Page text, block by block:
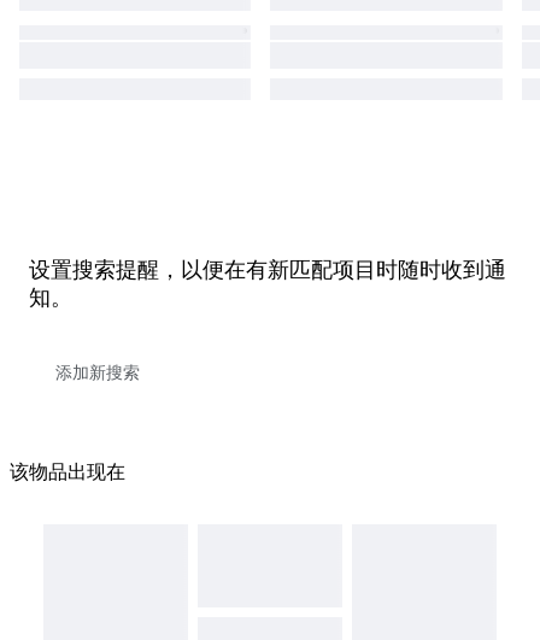
设置搜索提醒，以便在有新匹配项目时随时收到通
知。
该物品出现在